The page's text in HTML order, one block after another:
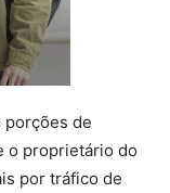
porções de
o proprietário do
por tráfico de